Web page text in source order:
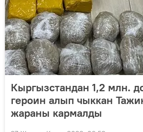
Кыргызстандан 1,2 млн.
героин алып чыккан
жараны кармалды